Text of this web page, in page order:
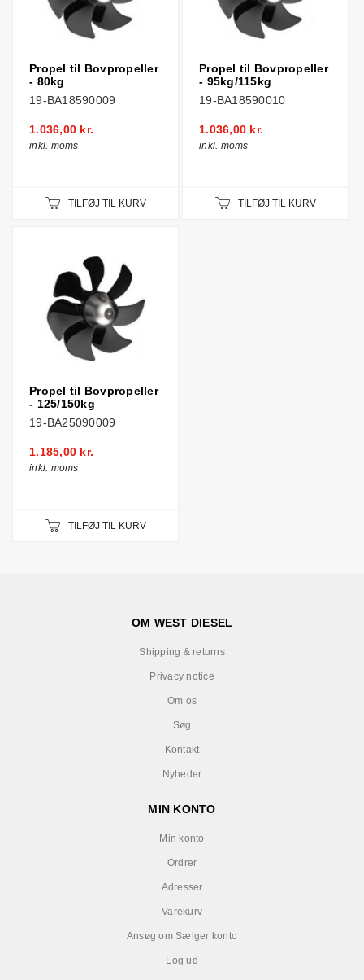
Propel til Bovpropeller
- 80kg
19-BA18590009
1.036,00 kr.
inkl. moms
TILFØJ TIL KURV
Propel til Bovpropeller
- 95kg/115kg
19-BA18590010
1.036,00 kr.
inkl. moms
TILFØJ TIL KURV
Propel til Bovpropeller
- 125/150kg
19-BA25090009
1.185,00 kr.
inkl. moms
TILFØJ TIL KURV
OM WEST DIESEL
Shipping & returns
Privacy notice
Om os
Søg
Kontakt
Nyheder
MIN KONTO
Min konto
Ordrer
Adresser
Varekurv
Ansøg om Sælger konto
Log ud